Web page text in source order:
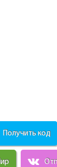
Получить код